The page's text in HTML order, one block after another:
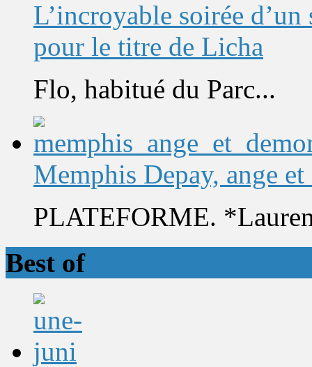
L’incroyable soirée
pour le titre de Licha
Flo, habitué du Parc...
Memphis Depay, ange et
PLATEFORME.
Best of